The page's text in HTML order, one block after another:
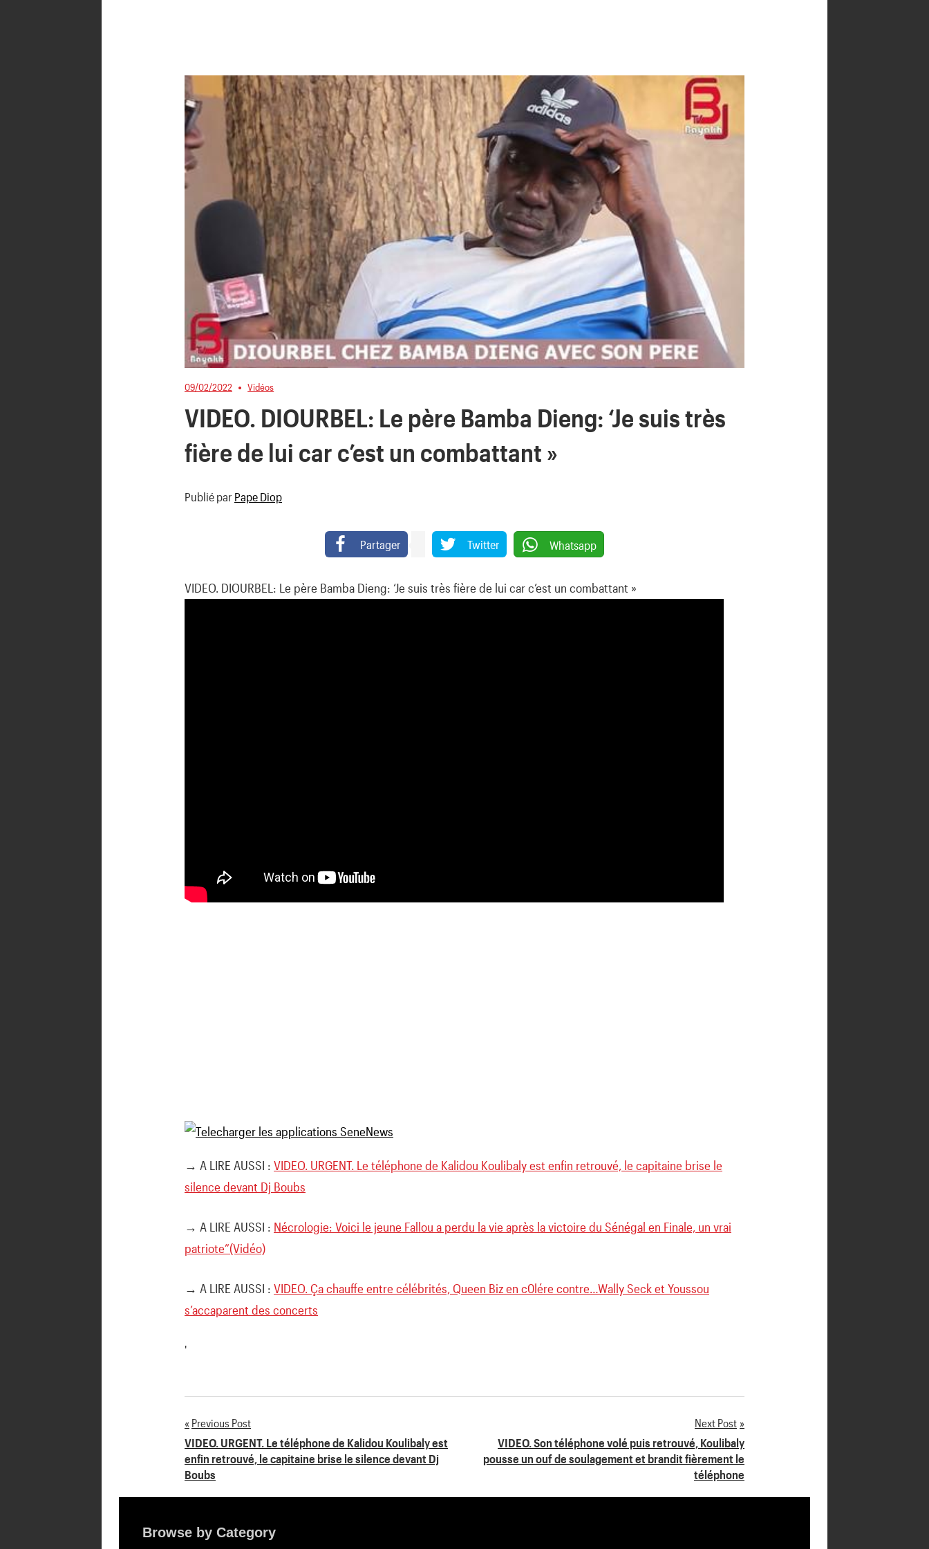
09/02/2022 Vidéos
VIDEO. DIOURBEL: Le père Bamba Dieng: ‘Je suis très
fière de lui car c’est un combattant »
Publié par Pape Diop
Partager Twitter Whatsapp
VIDEO. DIOURBEL: Le père Bamba Dieng: ‘Je suis très fière de lui car c’est un combattant »
→ A LIRE AUSSI : VIDEO. URGENT. Le téléphone de Kalidou Koulibaly est enfin retrouvé, le capitaine brise le
silence devant Dj Boubs
→ A LIRE AUSSI : Nécrologie: Voici le jeune Fallou a perdu la vie après la victoire du Sénégal en Finale, un vrai
patriote”(Vidéo)
→ A LIRE AUSSI : VIDEO. Ça chauffe entre célébrités, Queen Biz en c0lére contre…Wally Seck et Youssou
s’accaparent des concerts
'
Navigation
de
l’article
Previous Post
VIDEO. URGENT. Le téléphone de Kalidou Koulibaly est
enfin retrouvé, le capitaine brise le silence devant Dj
Boubs
Next Post
VIDEO. Son téléphone volé puis retrouvé, Koulibaly
pousse un ouf de soulagement et brandit fièrement le
téléphone
Browse by Category